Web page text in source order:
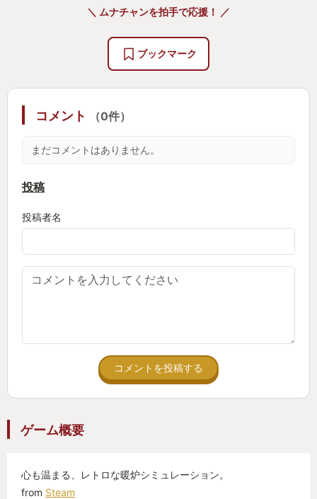
けて通れないものです。疲れてませんか？癒しを求
てほしいのがこのゲームです。
ゆっくりと揺れながら、パチパチと音が鳴るこの画
面を移せば、その瞬間からあなたの部屋は北欧のロ
時間の流れがゆっくりになっているような感じがし
意して、本を読むのもいいでしょう。自分はこのゲ
す。そして、疲れて帰って来て頑張りたくない、ゲ
うな感じがして楽になるんですよ。落ち着いた雰囲
気に寝落ちちゃうかもれないですよ。
そんなこのゲームは無料でプレイできます
これを聴いて少しでも興味を持った方、ちょっと
疲れていて癒しを求めている方、このゲームを是非
＼ ムナチャンを拍手で応援！ ／
ブックマーク
コメント （0件）
まだコメントはありません。
投稿
投稿者名
コメントを投稿する
ゲーム概要
心も温まる、レトロな暖炉シミュレーション。
from Steam